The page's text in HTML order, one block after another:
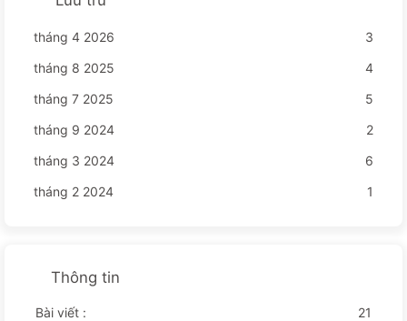
tháng 4 2026
3
tháng 8 2025
4
tháng 7 2025
5
tháng 9 2024
2
tháng 3 2024
6
tháng 2 2024
1
Thông tin
Bài viết :
21